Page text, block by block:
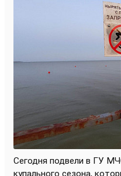
Сегодня подвели в ГУ
купального сезона,